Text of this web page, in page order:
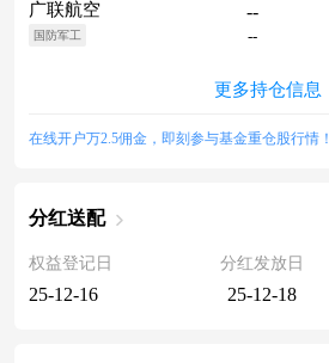
广联航空
国防军工
--
--
更多持仓信息
在线开户万2.5佣金，即刻参与基金重仓股行情！
分红送配
权益登记日
25-12-16
分红发放日
25-12-18